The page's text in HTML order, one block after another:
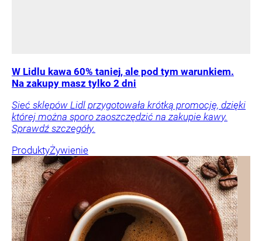
W Lidlu kawa 60% taniej, ale pod tym warunkiem.
Na zakupy masz tylko 2 dni
Sieć sklepów Lidl przygotowała krótką promocję, dzięki
której można sporo zaoszczędzić na zakupie kawy.
Sprawdź szczegóły.
ProduktyŻywienie